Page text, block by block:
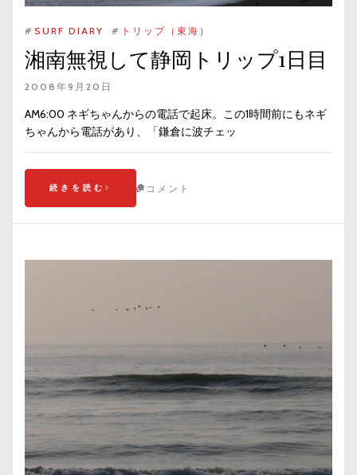
# SURF DIARY # トリップ（東海）
湘南無視して静岡トリップ1日目
2008年9月20日
AM6:00 ネギちゃんからの電話で起床。この1時間前にもネギ
ちゃんから電話があり、「鎌倉に波チェッ
続きを読む コメント